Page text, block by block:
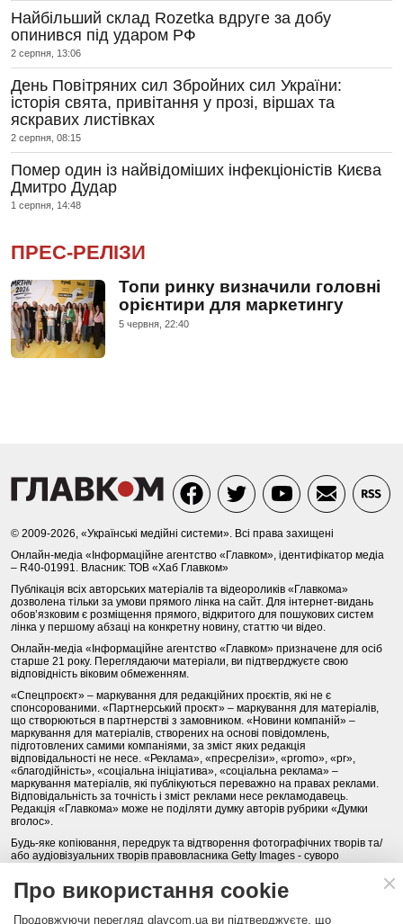
Найбільший склад Rozetka вдруге за добу
опинився під ударом РФ
2 серпня, 13:06
День Повітряних сил Збройних сил України:
історія свята, привітання у прозі, віршах та
яскравих листівках
2 серпня, 08:15
Помер один із найвідоміших інфекціоністів Києва
Дмитро Дудар
1 серпня, 14:48
ПРЕС-РЕЛІЗИ
Топи ринку визначили головні
орієнтири для маркетингу
5 червня, 22:40
© 2009-2026, «Українські медійні системи». Всі права захищені
Онлайн-медіа «Інформаційне агентство «Главком», ідентифікатор медіа
– R40-01991. Власник: ТОВ «Хаб Главком»
Публікація всіх авторських матеріалів та відеороликів «Главкома»
дозволена тільки за умови прямого лінка на сайт. Для інтернет-видань
обов’язковим є розміщення прямого, відкритого для пошукових систем
лінка у першому абзаці на конкретну новину, статтю чи відео.
Онлайн-медіа «Інформаційне агентство «Главком» призначене для осіб
старше 21 року. Переглядаючи матеріали, ви підтверджуєте свою
відповідність віковим обмеженням.
«Спецпроєкт» – маркування для редакційних проєктів, які не є
спонсорованими. «Партнерський проєкт» – маркування для матеріалів,
що створюються в партнерстві з замовником. «Новини компаній» –
маркування для матеріалів, створених на основі повідомлень,
підготовлених самими компаніями, за зміст яких редакція
відповідальності не несе. «Реклама», «пресрелізи», «promo», «pr»,
«благодійність», «соціальна ініціатива», «соціальна реклама» –
маркування матеріалів, які публікуються переважно на правах реклами.
Відповідальність за точність і зміст реклами несе рекламодавець.
Редакція «Главкома» може не поділяти думку авторів рубрики «Думки
вголос».
Будь-яке копіювання, передрук та відтворення фотографічних творів та/
або аудіовізуальних творів правовласника Getty Images - суворо
Політика конфіденційності (Privacy Policy). Правила сайту
Про використання cookie
Продовжуючи перегляд glavcom.ua ви підтверджуєте, що